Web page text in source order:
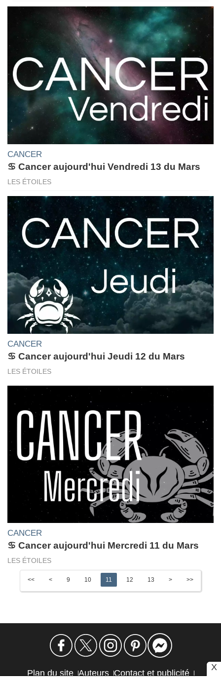
CANCER
♋ Cancer aujourd'hui Vendredi 13 du Mars
LES ÉTOILES
CANCER
♋ Cancer aujourd'hui Jeudi 12 du Mars
LES ÉTOILES
CANCER
♋ Cancer aujourd'hui Mercredi 11 du Mars
LES ÉTOILES
X
<< < 9 10 11 12 13 > >>
Plan du site Auteurs Contact et publicité